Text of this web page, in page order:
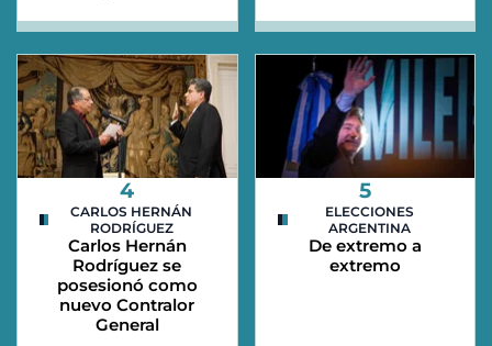
4
CARLOS HERNÁN
RODRÍGUEZ
Carlos Hernán
Rodríguez se
posesionó como
nuevo Contralor
General
5
ELECCIONES
ARGENTINA
De extremo a
extremo